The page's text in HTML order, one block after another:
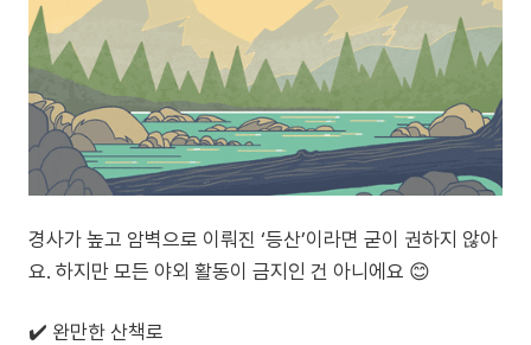
경사가 높고 암벽으로 이뤄진 ‘등산’이라면 굳이 권하지 않아
요. 하지만 모든 야외 활동이 금지인 건 아니에요 😊
✔️ 완만한 산책로